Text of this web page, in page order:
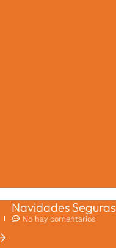
Navidades Seguras
No hay comentarios